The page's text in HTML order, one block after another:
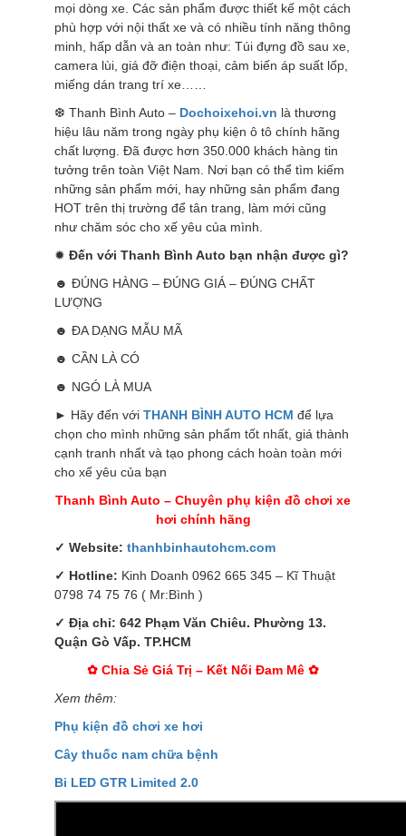
mọi dòng xe. Các sản phẩm được thiết kế một cách
phù hợp với nội thất xe và có nhiều tính năng thông
minh, hấp dẫn và an toàn như: Túi đựng đồ sau xe,
camera lùi, giá đỡ điện thoại, cảm biến áp suất lốp,
miếng dán trang trí xe……
❆ Thanh Bình Auto – Dochoixehoi.vn là thương
hiệu lâu năm trong ngày phụ kiện ô tô chính hãng
chất lượng. Đã được hơn 350.000 khách hàng tin
tưởng trên toàn Việt Nam. Nơi bạn có thể tìm kiếm
những sản phẩm mới, hay những sản phẩm đang
HOT trên thị trường để tân trang, làm mới cũng
như chăm sóc cho xế yêu của mình.
✹ Đến với Thanh Bình Auto bạn nhận được gì?
☻ ĐÚNG HÀNG – ĐÚNG GIÁ – ĐÚNG CHẤT
LƯỢNG
☻ ĐA DẠNG MẪU MÃ
☻ CẦN LÀ CÓ
☻ NGÓ LÀ MUA
► Hãy đến với THANH BÌNH AUTO HCM để lựa
chọn cho mình những sản phẩm tốt nhất, giá thành
cạnh tranh nhất và tạo phong cách hoàn toàn mới
cho xế yêu của bạn
Thanh Bình Auto – Chuyên phụ kiện đồ chơi xe
hơi chính hãng
✓ Website: thanhbinhautohcm.com
✓ Hotline: Kinh Doanh 0962 665 345 – Kĩ Thuật
0798 74 75 76 ( Mr:Bình )
✓ Địa chỉ: 642 Phạm Văn Chiêu. Phường 13.
Quận Gò Vấp. TP.HCM
✿ Chia Sẻ Giá Trị – Kết Nối Đam Mê ✿
Xem thêm:
Phụ kiện đồ chơi xe hơi
Cây thuốc nam chữa bệnh
Bi LED GTR Limited 2.0